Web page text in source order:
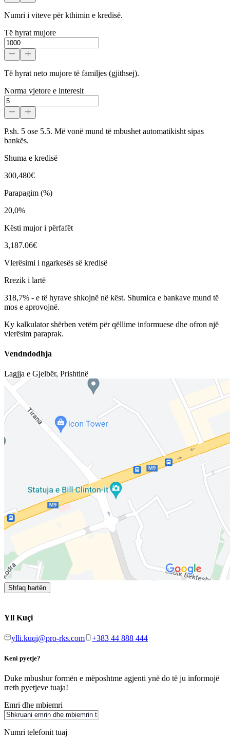
Numri i viteve për kthimin e kredisë.
Të hyrat mujore
Të hyrat neto mujore të familjes (gjithsej).
Norma vjetore e interesit
P.sh. 5 ose 5.5. Më vonë mund të mbushet automatikisht sipas
bankës.
Shuma e kredisë
300,480€
Parapagim (%)
20,0%
Kësti mujor i përfafët
3,187.06€
Vlerësimi i ngarkesës së kredisë
Rrezik i lartë
318,7% - e të hyrave shkojnë në këst. Shumica e bankave mund të
mos e aprovojnë.
Ky kalkulator shërben vetëm për qëllime informuese dhe ofron një
vlerësim paraprak.
Vendndodhja
Lagjja e Gjelbër, Prishtinë
Shfaq hartën
Yll Kuçi
ylli.kuqi@pro-rks.com +383 44 888 444
Keni pyetje?
Duke mbushur formën e mëposhtme agjenti ynë do të ju informojë
rreth pyetjeve tuaja!
Emri dhe mbiemri
Numri telefonit tuaj